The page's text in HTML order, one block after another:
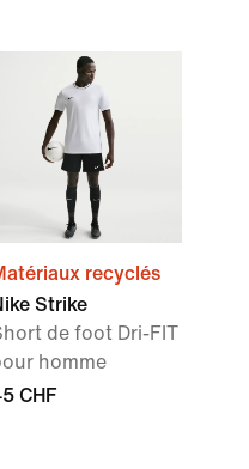
recyclés
Strike
de foot Dri-FIT
homme
CHF